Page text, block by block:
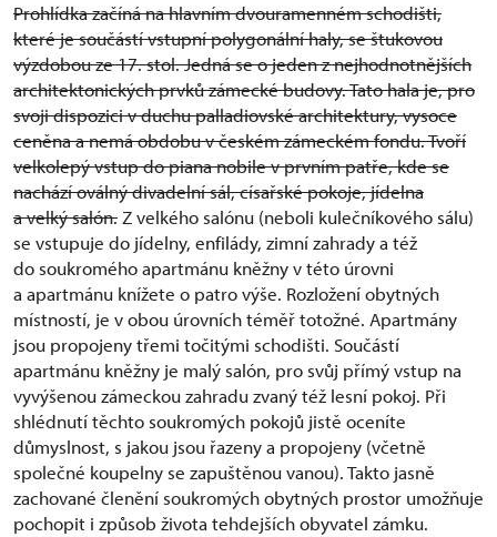
Prohlídka začíná na hlavním dvouramenném schodišti,
které je součástí vstupní polygonální haly, se štukovou
výzdobou ze 17. stol. Jedná se o jeden z nejhodnotnějších
architektonických prvků zámecké budovy. Tato hala je, pro
svoji dispozici v duchu palladiovské architektury, vysoce
ceněna a nemá obdobu v českém zámeckém fondu. Tvoří
velkolepý vstup do piana nobile v prvním patře, kde se
nachází oválný divadelní sál, císařské pokoje, jídelna
a velký salón.Z velkého salónu (neboli kulečníkového sálu)
se vstupuje do jídelny, enfilády, zimní zahrady a též
do soukromého apartmánu kněžny v této úrovni
a apartmánu knížete o patro výše. Rozložení obytných
místností, je v obou úrovních téměř totožné. Apartmány
jsou propojeny třemi točitými schodišti. Součástí
apartmánu kněžny je malý salón, pro svůj přímý vstup na
vyvýšenou zámeckou zahradu zvaný též lesní pokoj. Při
shlédnutí těchto soukromých pokojů jistě oceníte
důmyslnost, s jakou jsou řazeny a propojeny (včetně
společné koupelny se zapuštěnou vanou). Takto jasně
zachované členění soukromých obytných prostor umožňuje
pochopit i způsob života tehdejších obyvatel zámku.